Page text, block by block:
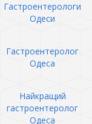
Гастроентерологи
Одеси
Гастроентеролог
Одеса
Найкращий
гастроентеролог
Одеса